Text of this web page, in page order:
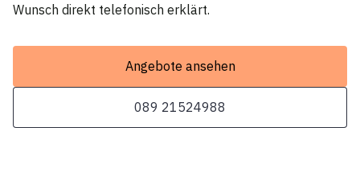
Wunsch direkt telefonisch erklärt.
Angebote ansehen
089 21524988